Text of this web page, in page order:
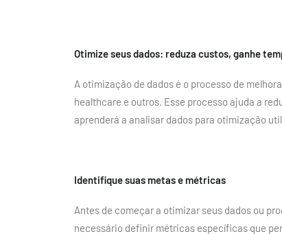
Otimize seus dados: reduza custos, ganhe
A otimização de dados é o processo de
healthcare e outros. Esse processo ajuda a
aprenderá a analisar dados para otimização
Identifique suas metas e métricas
Antes de começar a otimizar seus dados ou
necessário definir métricas específicas que